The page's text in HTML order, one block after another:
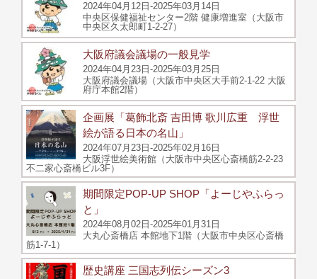
2024年04月12日-2025年03月14日
中央区保健福祉センター2階 健康増進室（大阪市
中央区久太郎町1-2-27）
大阪府議会議場の一般見学
2024年04月23日-2025年03月25日
大阪府議会議場（大阪市中央区大手前2-1-22 大阪
府庁本館2階）
企画展「葛飾北斎 吉田博 歌川広重 浮世
絵が語る日本の名山」
2024年07月23日-2025年02月16日
大阪浮世絵美術館（大阪市中央区心斎橋筋2-2-23
不二家心斎橋ビル3F）
期間限定POP-UP SHOP「よーじやふらっ
と」
2024年08月02日-2025年01月31日
大丸心斎橋店 本館地下1階（大阪市中央区心斎橋
筋1-7-1）
歴史講座 三国志列伝シーズン3